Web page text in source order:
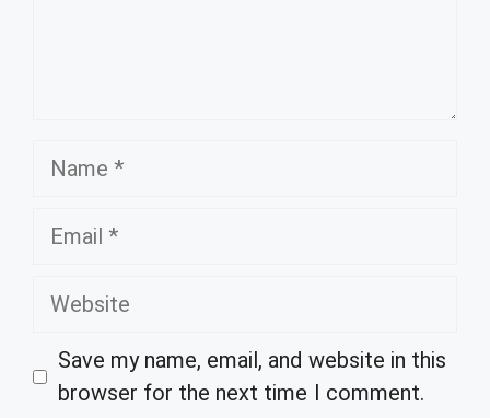
Name
Email
Website
Save my name, email, and website in this
browser for the next time I comment.